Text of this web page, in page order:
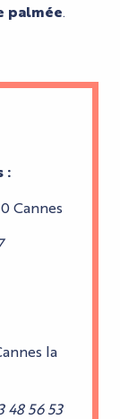
palmée.
:
Cannes
la
48 56 53